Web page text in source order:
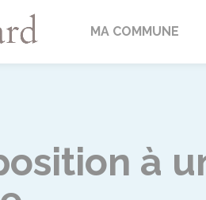
MontliardMA COMMUNE
à